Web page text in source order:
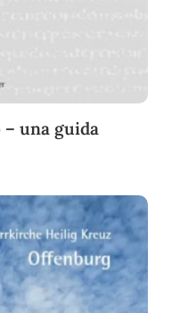
– una guida